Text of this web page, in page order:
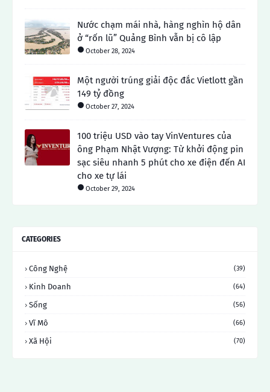
Nước chạm mái nhà, hàng nghìn hộ dân
ở “rốn lũ” Quảng Bình vẫn bị cô lập
October 28, 2024
Một người trúng giải độc đắc Vietlott gần
149 tỷ đồng
October 27, 2024
100 triệu USD vào tay VinVentures của
ông Phạm Nhật Vượng: Từ khởi động pin
sạc siêu nhanh 5 phút cho xe điện đến AI
cho xe tự lái
October 29, 2024
CATEGORIES
Công Nghệ (39)
Kinh Doanh (64)
Sống (56)
Vĩ Mô (66)
Xã Hội (70)